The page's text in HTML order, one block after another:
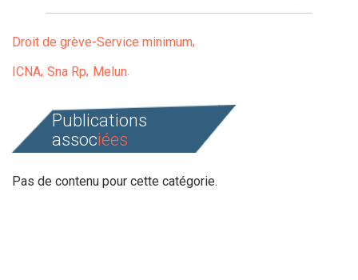
Droit de grève-Service minimum
ICNA Sna Rp Melun
Publications
associées
Pas de contenu pour cette catégorie.